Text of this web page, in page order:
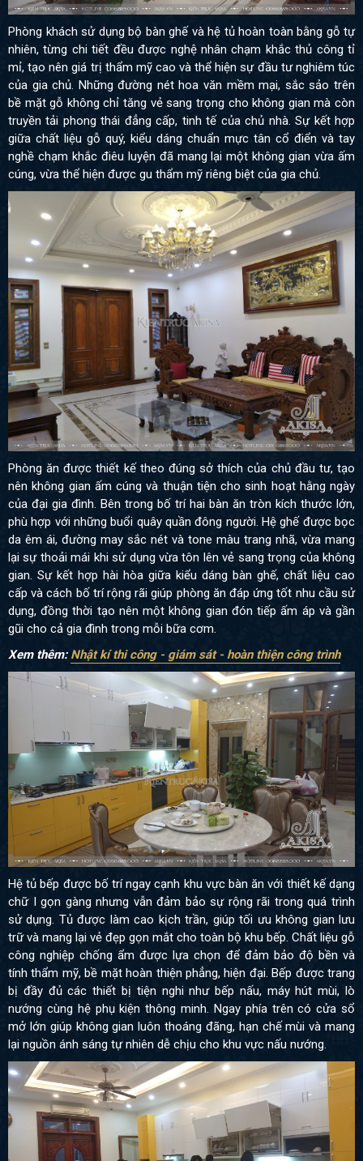
Phòng khách sử dụng bộ bàn ghế và hệ tủ hoàn toàn bằng gỗ tự
nhiên, từng chi tiết đều được nghệ nhân chạm khắc thủ công tỉ
mỉ, tạo nên giá trị thẩm mỹ cao và thể hiện sự đầu tư nghiêm túc
của gia chủ. Những đường nét hoa văn mềm mại, sắc sảo trên
bề mặt gỗ không chỉ tăng vẻ sang trọng cho không gian mà còn
truyền tải phong thái đẳng cấp, tinh tế của chủ nhà. Sự kết hợp
giữa chất liệu gỗ quý, kiểu dáng chuẩn mực tân cổ điển và tay
nghề chạm khắc điêu luyện đã mang lại một không gian vừa ấm
cúng, vừa thể hiện được gu thẩm mỹ riêng biệt của gia chủ.
Phòng ăn được thiết kế theo đúng sở thích của chủ đầu tư, tạo
nên không gian ấm cúng và thuận tiện cho sinh hoạt hằng ngày
của đại gia đình. Bên trong bố trí hai bàn ăn tròn kích thước lớn,
phù hợp với những buổi quây quần đông người. Hệ ghế được bọc
da êm ái, đường may sắc nét và tone màu trang nhã, vừa mang
lại sự thoải mái khi sử dụng vừa tôn lên vẻ sang trọng của không
gian. Sự kết hợp hài hòa giữa kiểu dáng bàn ghế, chất liệu cao
cấp và cách bố trí rộng rãi giúp phòng ăn đáp ứng tốt nhu cầu sử
dụng, đồng thời tạo nên một không gian đón tiếp ấm áp và gần
gũi cho cả gia đình trong mỗi bữa cơm.
Xem thêm: Nhật kí thi công - giám sát - hoàn thiện công trình
Hệ tủ bếp được bố trí ngay cạnh khu vực bàn ăn với thiết kế dạng
chữ I gọn gàng nhưng vẫn đảm bảo sự rộng rãi trong quá trình
sử dụng. Tủ được làm cao kịch trần, giúp tối ưu không gian lưu
trữ và mang lại vẻ đẹp gọn mắt cho toàn bộ khu bếp. Chất liệu gỗ
công nghiệp chống ẩm được lựa chọn để đảm bảo độ bền và
tính thẩm mỹ, bề mặt hoàn thiện phẳng, hiện đại. Bếp được trang
bị đầy đủ các thiết bị tiện nghi như bếp nấu, máy hút mùi, lò
nướng cùng hệ phụ kiện thông minh. Ngay phía trên có cửa sổ
mở lớn giúp không gian luôn thoáng đãng, hạn chế mùi và mang
lại nguồn ánh sáng tự nhiên dễ chịu cho khu vực nấu nướng.